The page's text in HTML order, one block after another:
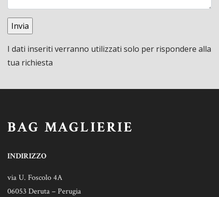
I dati inseriti verranno utilizzati solo per rispondere alla
tua richiesta
BAG MAGLIERIE
INDIRIZZO
via U. Foscolo 4A
06053 Deruta – Perugia